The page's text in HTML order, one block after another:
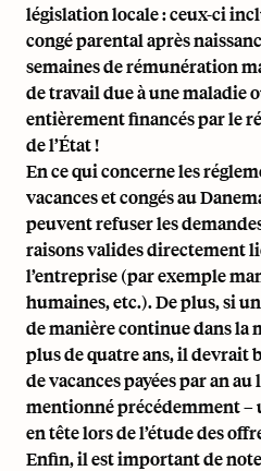
législation locale : ceux-ci
congé parental après
semaines de rémunération
de travail due à une maladie
entièrement financés par le
de l’État !
En ce qui concerne les
vacances et congés au
peuvent refuser les
raisons valides directement
l’entreprise (par exemple
humaines, etc.). De plus, si
de manière continue dans la
plus de quatre ans, il devrait
de vacances payées par an
mentionné précédemment
en tête lors de l’étude des
Enfin, il est important de